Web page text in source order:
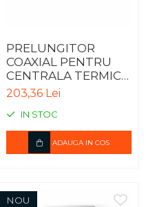
PRELUNGITOR
COAXIAL PENTRU
CENTRALA TERMICA
IN CONDENSARE -
203,36 Lei
IN STOC
ADAUGA IN COS
NOU